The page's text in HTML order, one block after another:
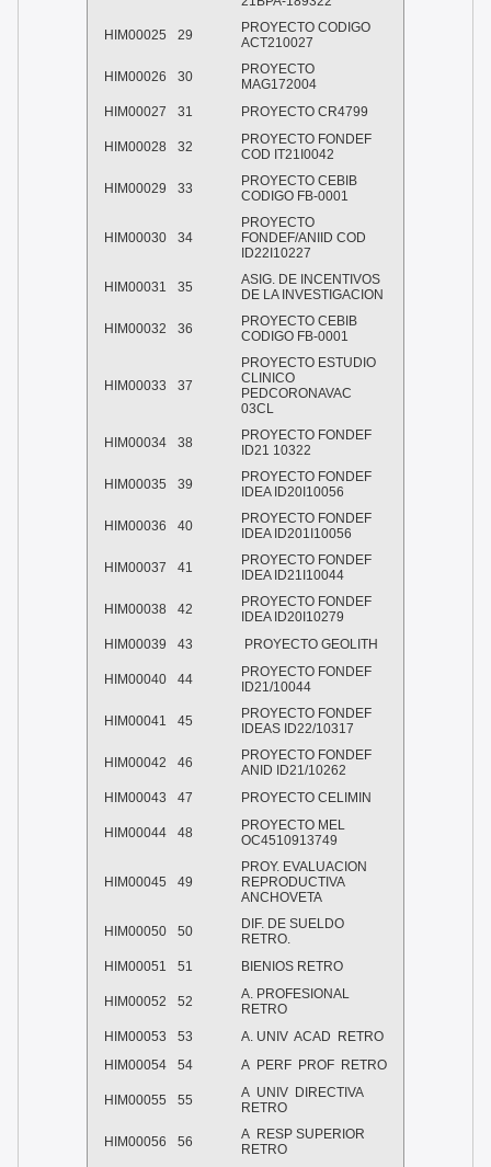
HIM00025 29
PROYECTO CODIGO
ACT210027
HIM00026 30
PROYECTO
MAG172004
HIM00027
31 PROYECTO CR4799
HIM00028 32
PROYECTO FONDEF
COD IT21I0042
HIM00029 33
PROYECTO CEBIB
CODIGO FB-0001
HIM00030 34
PROYECTO
FONDEF/ANIID COD
ID22I10227
HIM00031 35
ASIG. DE INCENTIVOS
DE LA INVESTIGACION
HIM00032 36
PROYECTO CEBIB
CODIGO FB-0001
HIM00033 37
PROYECTO ESTUDIO
CLINICO
PEDCORONAVAC
03CL
HIM00034 38
PROYECTO FONDEF
ID21 10322
HIM00035 39
PROYECTO FONDEF
IDEA ID20I10056
HIM00036 40
PROYECTO FONDEF
IDEA ID201I10056
HIM00037 41
PROYECTO FONDEF
IDEA ID21I10044
HIM00038 42
PROYECTO FONDEF
IDEA ID20I10279
HIM00039
43 PROYECTO GEOLITH
HIM00040 44
PROYECTO FONDEF
ID21/10044
HIM00041 45
PROYECTO FONDEF
IDEAS ID22/10317
HIM00042 46
PROYECTO FONDEF
ANID ID21/10262
HIM00043
47 PROYECTO CELIMIN
HIM00044 48
PROYECTO MEL
OC4510913749
HIM00045 49
PROY. EVALUACION
REPRODUCTIVA
ANCHOVETA
HIM00050 50
DIF. DE SUELDO
RETRO.
HIM00051
51 BIENIOS RETRO
HIM00052 52
A. PROFESIONAL
RETRO
HIM00053
53
A. UNIV ACAD RETRO
HIM00054
54 A PERF PROF RETRO
HIM00055 55
A UNIV DIRECTIVA
RETRO
HIM00056 56
A RESP SUPERIOR
RETRO